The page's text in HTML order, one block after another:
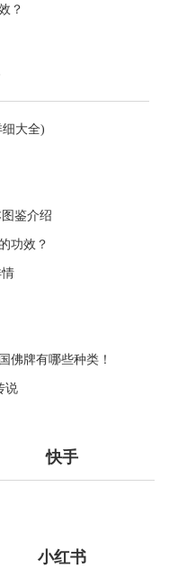
？
大全)
鉴介绍
功效？
佛牌有哪些种类！
说
快手
小红书